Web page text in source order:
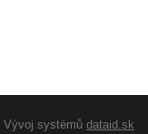
Vývoj systémů dataid.sk